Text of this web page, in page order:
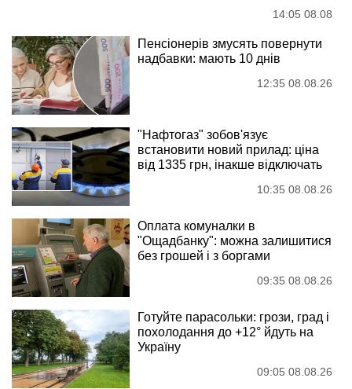
14:05 08.08
Пенсіонерів змусять повернути
надбавки: мають 10 днів
12:35 08.08.26
"Нафтогаз" зобов'язує
встановити новий прилад: ціна
від 1335 грн, інакше відключать
10:35 08.08.26
Оплата комуналки в
"Ощадбанку": можна залишитися
без грошей і з боргами
09:35 08.08.26
Готуйте парасольки: грози, град і
похолодання до +12° йдуть на
Україну
09:05 08.08.26